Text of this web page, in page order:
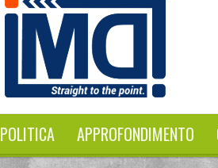
POLITICA APPROFONDIMENTO